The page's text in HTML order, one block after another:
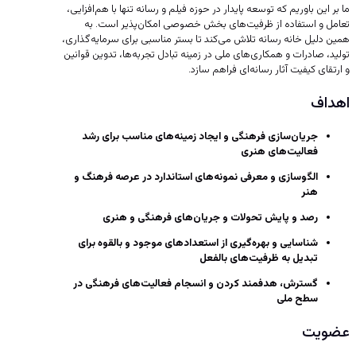
ما بر این باوریم که توسعه پایدار در حوزه فیلم و رسانه تنها با هم‌افزایی،
تعامل و استفاده از ظرفیت‌های بخش خصوصی امکان‌پذیر است. به
همین دلیل خانه رسانه تلاش می‌کند تا بستر مناسبی برای سرمایه‌گذاری،
تولید، صادرات و همکاری‌های ملی در زمینه تبادل تجربه‌ها، تدوین قوانین
و ارتقای کیفیت آثار رسانه‌ای فراهم سازد.
اهداف
جریان‌سازی فرهنگی و ایجاد زمینه‌های مناسب برای رشد
فعالیت‌های هنری
الگوسازی و معرفی نمونه‌های استاندارد در عرصه فرهنگ و
هنر
رصد و پایش تحولات و جریان‌های فرهنگی و هنری
شناسایی و بهره‌گیری از استعدادهای موجود و بالقوه برای
تبدیل به ظرفیت‌های بالفعل
گسترش، هدفمند کردن و انسجام فعالیت‌های فرهنگی در
سطح ملی
عضویت